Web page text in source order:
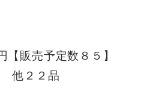
【販売予定数８５】
他２２品